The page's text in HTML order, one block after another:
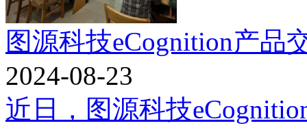
图源科技eCognition产
2024-08-23
近日，图源科技